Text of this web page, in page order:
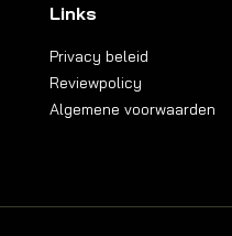
Links
Privacy beleid
Reviewpolicy
Algemene voorwaarden